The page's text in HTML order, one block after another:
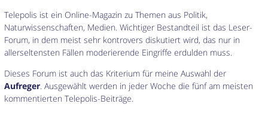
Telepolis ist ein Online-Magazin zu Themen aus Politik,
Naturwissenschaften, Medien. Wichtiger Bestandteil ist das Leser-
Forum, in dem meist sehr kontrovers diskutiert wird, das nur in
allerseltensten Fällen moderierende Eingriffe erdulden muss.
Dieses Forum ist auch das Kriterium für meine Auswahl der
Aufreger. Ausgewählt werden in jeder Woche die fünf am meisten
kommentierten Telepolis-Beiträge.